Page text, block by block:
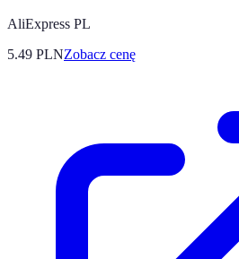
AliExpress PL
5.49 PLNZobacz cenę